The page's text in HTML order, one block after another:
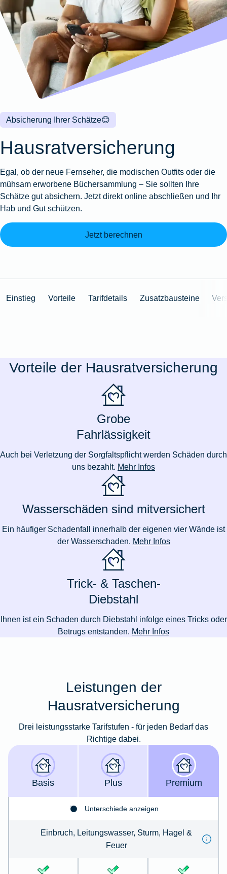
Wohnungsschutzbrief
Zur
Produktübersicht
Gewässerschadenhaftpflicht
Zur
Produktübersicht
Zur
Produktübersicht
Reisehaftpflichtversicherung
Reiserücktrittsversicherung
Zur
Produktübersicht
Zur
Produktübersicht
Zur
Produktübersicht
Zur
Produktübersicht
Montageversicherung
Zur
Produktübersicht
Gruppenunfall für
Betriebe
Gruppenunfall für
Vereine
Produktübersicht
Kunstversicherung
Ausstellungsversicherung
Valorenversicherung
Oldtimersammlungsversicherung
Zur
😊
Absicherung Ihrer Schätze
Hausratversicherung
Egal, ob der neue Fernseher, die modischen Outfits oder die
mühsam erworbene Büchersammlung – Sie sollten Ihre
Schätze gut absichern. Jetzt direkt online abschließen und Ihr
Hab und Gut schützen.
Jetzt berechnen
Einstieg Vorteile Tarifdetails Zusatzbausteine
Vorteile der Hausratversicherung
Grobe
Fahrlässigkeit
Auch bei Verletzung der Sorgfaltspflicht werden Schäden durch
uns bezahlt. Mehr Infos
Wasserschäden sind mitversichert
Ein häufiger Schadenfall innerhalb der eigenen vier Wände ist
der Wasserschaden. Mehr Infos
Trick- & Taschen-
Diebstahl
Ihnen ist ein Schaden durch Diebstahl infolge eines Tricks oder
Betrugs entstanden. Mehr Infos
Leistungen der
Hausratversicherung
Drei leistungsstarke Tarifstufen - für jeden Bedarf das
Richtige dabei.
Basis Plus Premium
Unterschiede anzeigen
Einbruch, Leitungswasser, Sturm, Hagel &
Feuer